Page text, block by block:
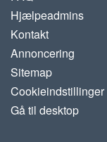
Hjælpeadmins
Kontakt
Annoncering
Sitemap
Cookieindstillinger
Gå til desktop